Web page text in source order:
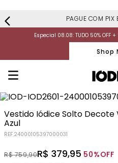
PAGUE COM PIX
Especial 08.08: TUDO 50% OFF
Shop
Vestido Iódice Solto Decote
Azul
REF.24000105397000031
R$ 759,90R$ 379,95 50%OFF